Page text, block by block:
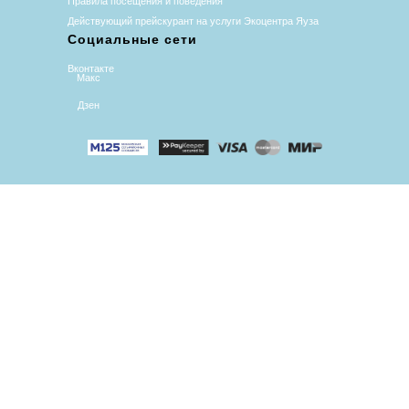
Действующий прейскурант на услуги Экоцентра Яуза
Социальные сети
Вконтакте
Макс
Дзен